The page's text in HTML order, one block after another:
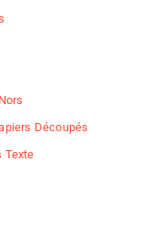
Découpés
Texte